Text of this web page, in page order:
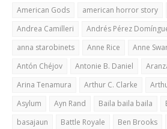
American Gods
american horror story
Andrea Camilleri
Andrés Pérez
anna starobinets
Anne Rice Anne
Antón Chéjov
Antonie B. Daniel
Arina Tenamura
Arthur C. Clarke
Asylum
Ayn Rand Baila baila baila
basajaun
Battle Royale Ben Brooks